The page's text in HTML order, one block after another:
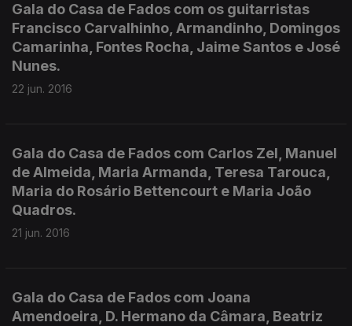
Gala do Casa de Fados com os guitarristas
Francisco Carvalhinho, Armandinho, Domingos
Camarinha, Fontes Rocha, Jaime Santos e José
Nunes.
22 jun. 2016
Gala do Casa de Fados com Carlos Zel, Manuel
de Almeida, Maria Armanda, Teresa Tarouca,
Maria do Rosário Bettencourt e Maria João
Quadros.
21 jun. 2016
Gala do Casa de Fados com Joana
Amendoeira, D. Hermano da Câmara, Beatriz